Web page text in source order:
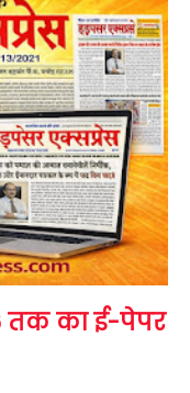
तक का ई-पेपर